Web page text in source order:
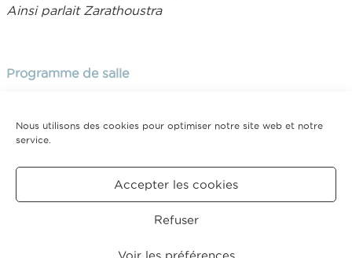
Nous utilisons des cookies pour optimiser notre site web et notre
service.
Accepter les cookies
Refuser
Voir les préférences
Ainsi parlait Zarathoustra
Programme de salle
Tarifs
Plein tarif : 40€ - 35€ - 28€ - 20€ - 15€ - 10€
LÉGALES
(UE)